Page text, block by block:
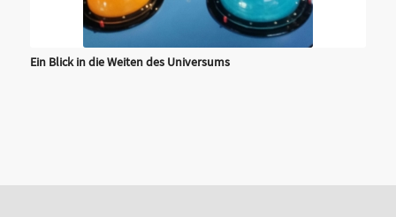
Ein Blick in die Weiten des Universums